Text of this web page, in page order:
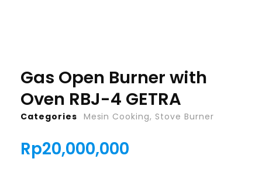
Gas Open Burner with
Oven RBJ-4 GETRA
Rp20,000,000
Categories Mesin Cooking, Stove Burner